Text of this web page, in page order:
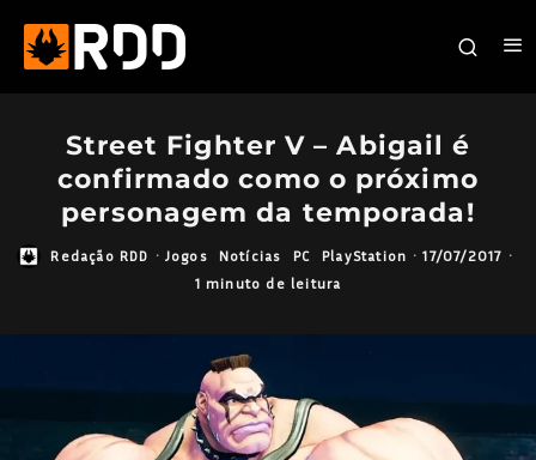
Street Fighter V – Abigail é
confirmado como o próximo
personagem da temporada!
Redação RDD · Jogos Notícias PC PlayStation · 17/07/2017 ·
1 minuto de leitura